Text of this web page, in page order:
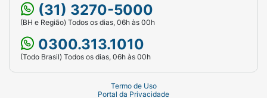
(31) 3270-5000
(BH e Região) Todos os dias, 06h às 00h
0300.313.1010
(Todo Brasil) Todos os dias, 06h às 00h
Termo de Uso
Portal da Privacidade